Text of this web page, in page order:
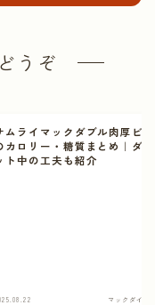
うぞ
ムライマックダブル肉厚ビ
カロリー・糖質まとめ｜ダ
ト中の工夫も紹介
マックダイエ